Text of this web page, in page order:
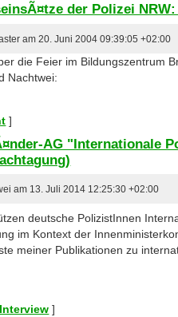
der Polizei
am 20. Juni 2004 09:39:05 +02:00
die Feier im Bildungszentrum
Nachtwei:
]
AG "Internationale
am 13. Juli 2014 12:25:30 +02:00
deutsche PolizistInnen
im Kontext der
meiner Publikationen zu
Interview ]